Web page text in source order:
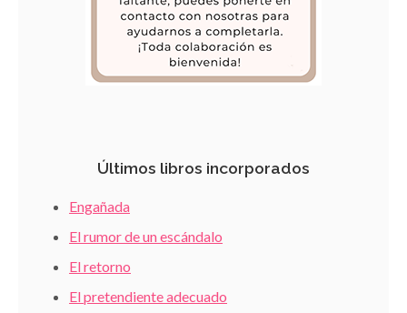
Últimos libros incorporados
Engañada
El rumor de un escándalo
El retorno
El pretendiente adecuado